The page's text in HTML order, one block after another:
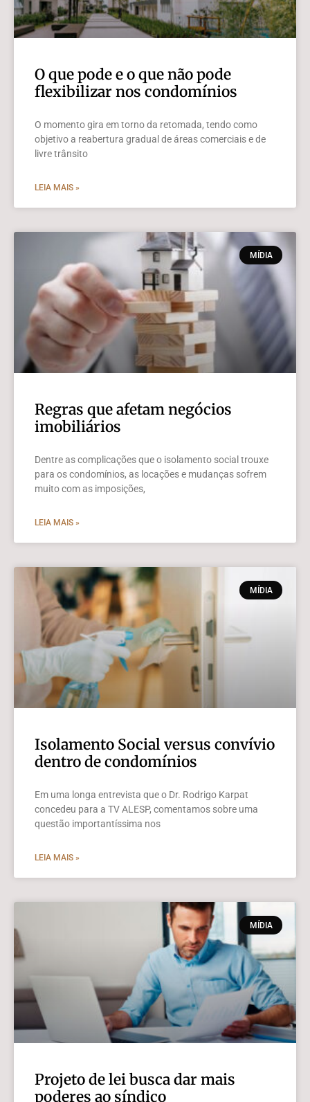
O que pode e o que não pode
flexibilizar nos condomínios
O momento gira em torno da retomada, tendo como
objetivo a reabertura gradual de áreas comerciais e de
livre trânsito
LEIA MAIS »
MÍDIA
Regras que afetam negócios
imobiliários
Dentre as complicações que o isolamento social trouxe
para os condomínios, as locações e mudanças sofrem
muito com as imposições,
LEIA MAIS »
MÍDIA
Isolamento Social versus convívio
dentro de condomínios
Em uma longa entrevista que o Dr. Rodrigo Karpat
concedeu para a TV ALESP, comentamos sobre uma
questão importantíssima nos
LEIA MAIS »
MÍDIA
Projeto de lei busca dar mais
poderes ao síndico